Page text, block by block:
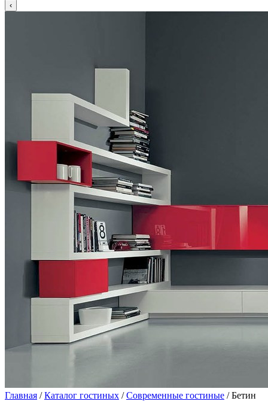
Главная /Каталог гостиных /Современные гостиные / Бетин